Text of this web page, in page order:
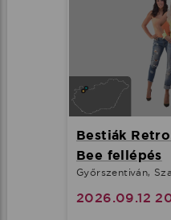
Bestiák
Bee fellépés
Győrszentiván,
2026.09.12